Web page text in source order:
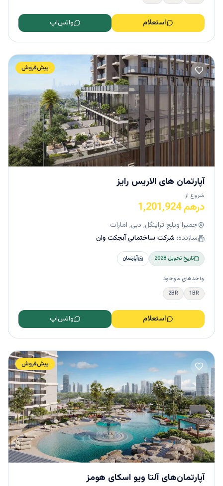
استعلام واتس‌اپ
پیش‌فروش
آپارتمان ‌های الاریس رایز
شروع از
درهم 1,201,924
جمیرا ویلج تراینگل, دبی, امارات
سازنده: شرکت ساختمانی آبجکت وان
تاریخ تحویل2028 آپارتمان
واحدهای موجود
1BR
2BR
استعلام واتس‌اپ
پیش‌فروش
آپارتمان‌های آلتا ویو اسکای ‌هومز